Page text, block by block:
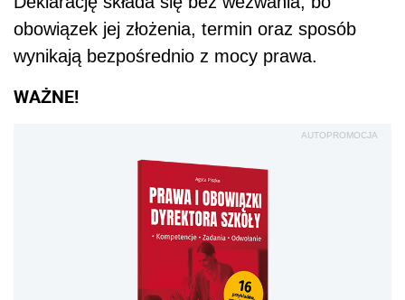
obowiązek jej złożenia, termin oraz sposób
wynikają bezpośrednio z mocy prawa.
WAŻNE!
AUTOPROMOCJA